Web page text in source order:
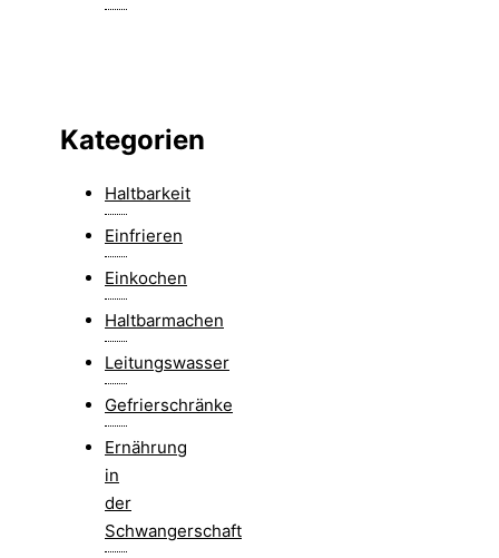
Kategorien
Haltbarkeit
Einfrieren
Einkochen
Haltbarmachen
Leitungswasser
Gefrierschränke
Ernährung
in
der
Schwangerschaft